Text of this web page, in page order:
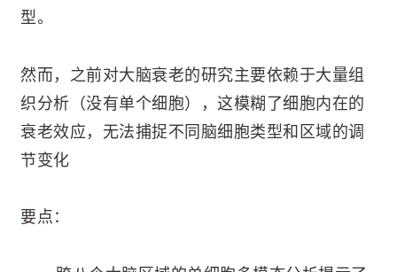
型。
然而，之前对大脑衰老的研究主要依赖于大量组
织分析（没有单个细胞），这模糊了细胞内在的
衰老效应，无法捕捉不同脑细胞类型和区域的调
节变化
要点：